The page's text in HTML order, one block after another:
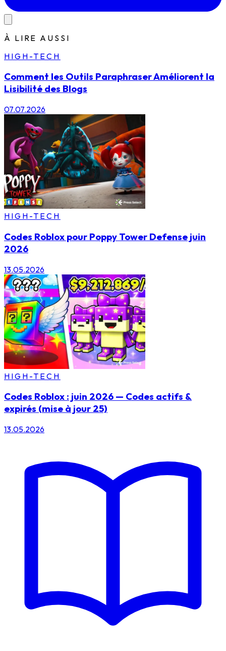
À LIRE AUSSI
HIGH-TECH
Comment les Outils Paraphraser Améliorent la
Lisibilité des Blogs
07.07.2026
HIGH-TECH
Codes Roblox pour Poppy Tower Defense juin
2026
13.05.2026
HIGH-TECH
Codes Roblox : juin 2026 — Codes actifs &
expirés (mise à jour 25)
13.05.2026